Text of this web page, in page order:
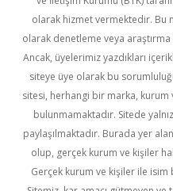
olarak hizmet vermektedir. Bu
olarak denetleme veya
Ancak, üyelerimiz yazdıkları
siteye üye olarak bu
sitesi, herhangi bir marka, kurum
bulunmamaktadır. Sitede
paylaşılmaktadır. Burada yer
olup, gerçek kurum ve kişiler
Gerçek kurum ve kişiler ile